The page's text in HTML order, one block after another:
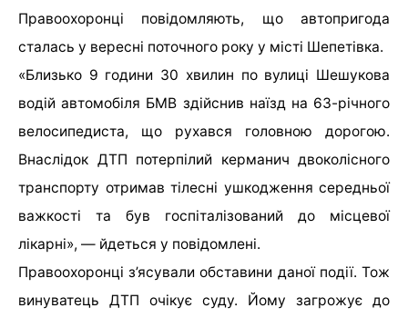
Правоохоронці повідомляють, що автопригода
сталась у вересні поточного року у місті Шепетівка.
«Близько 9 години 30 хвилин по вулиці Шешукова
водій автомобіля БМВ здійснив наїзд на 63-річного
велосипедиста, що рухався головною дорогою.
Внаслідок ДТП потерпілий керманич двоколісного
транспорту отримав тілесні ушкодження середньої
важкості та був госпіталізований до місцевої
лікарні», — йдеться у повідомлені.
Правоохоронці з’ясували обставини даної події. Тож
винуватець ДТП очікує суду. Йому загрожує до